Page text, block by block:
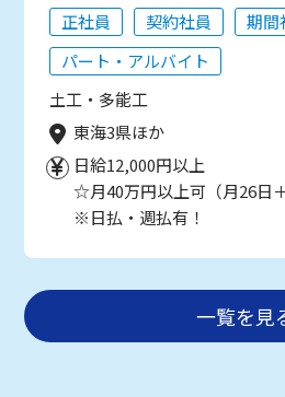
正社員 契約社員
期間
パート・アルバイト
土工・多能工
東海3県ほか
日給12,000円以上
☆月40万円以上可（月26日＋
※日払・週払有！
一覧を見